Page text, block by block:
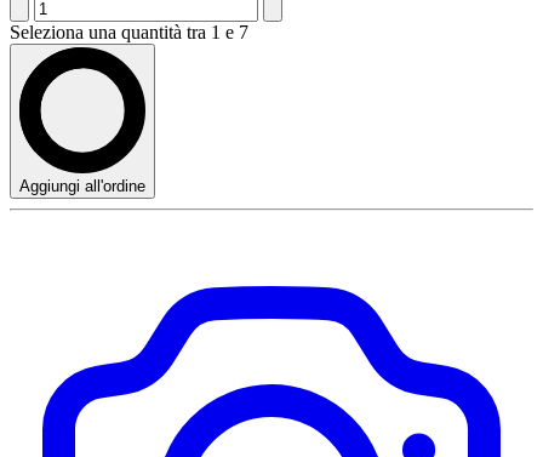
Seleziona una quantità tra 1 e 7
Aggiungi all'ordine